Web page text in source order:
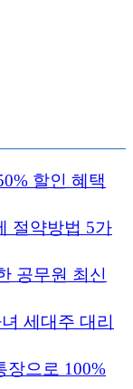
할인 혜택
절약방법 5가
공무원 최신
세대주 대리
장으로 100%